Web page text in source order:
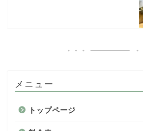
メニュー
トップページ